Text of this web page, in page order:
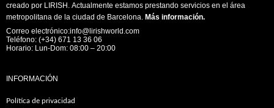
creado por LIRISH. Actualmente estamos prestando servicios en el área
metropolitana de la ciudad de Barcelona. Más información.
Correo electrónico:info@lirishworld.com
Teléfono: (+34) 671 13 36 06
Horario: Lun-Dom: 08:00 – 20:00
INFORMACIÓN
Política de privacidad